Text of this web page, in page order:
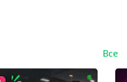
Все